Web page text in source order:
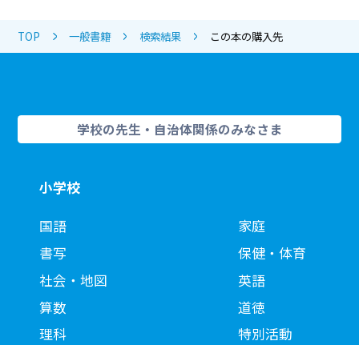
TOP 一般書籍 検索結果 この本の購入先
学校の先生・自治体関係のみなさま
小学校
国語
書写
社会・地図
算数
理科
家庭
保健・体育
英語
道徳
特別活動